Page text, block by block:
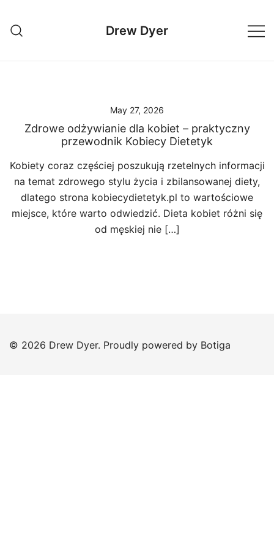
content
Drew Dyer
May 27, 2026
Zdrowe odżywianie dla kobiet – praktyczny
przewodnik Kobiecy Dietetyk
Kobiety coraz częściej poszukują rzetelnych informacji
na temat zdrowego stylu życia i zbilansowanej diety,
dlatego strona kobiecydietetyk.pl to wartościowe
miejsce, które warto odwiedzić. Dieta kobiet różni się
od męskiej nie […]
© 2026 Drew Dyer. Proudly powered by Botiga